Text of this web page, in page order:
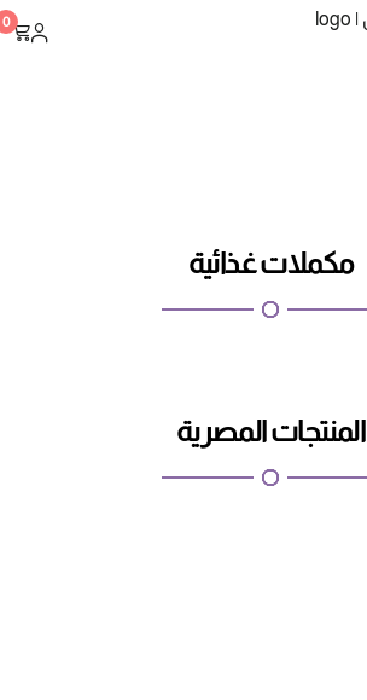
0
مكملات غذائية
المنتجات المصرية